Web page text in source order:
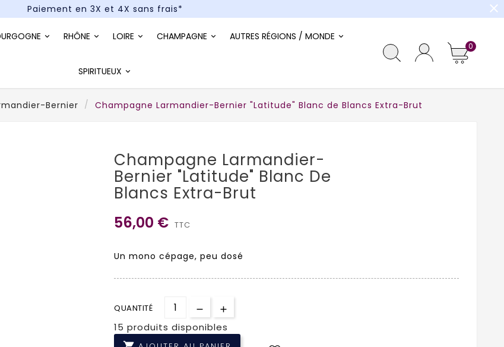
Paiement en 3X et 4X sans frais*
close
RHÔNE LOIRE CHAMPAGNE AUTRES RÉGIONS / MONDE
SPIRITUEUX
0
Bernier Champagne Larmandier-Bernier "Latitude" Blanc de Blancs Extra-Brut
Champagne Larmandier-
Bernier "Latitude" Blanc De
Blancs Extra-Brut
56,00 € TTC
Un mono cépage, peu dosé
QUANTITÉ
15 produits disponibles